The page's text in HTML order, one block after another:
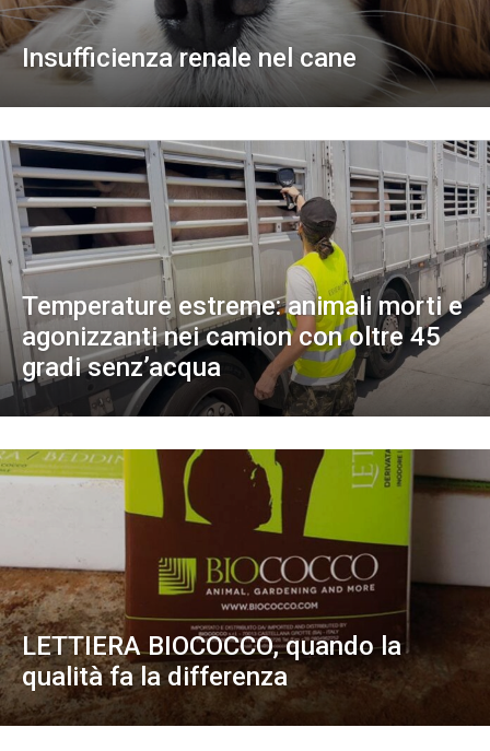
Insufficienza renale nel cane
Temperature estreme: animali morti e
agonizzanti nei camion con oltre 45
gradi senz’acqua
LETTIERA BIOCOCCO, quando la
qualità fa la differenza